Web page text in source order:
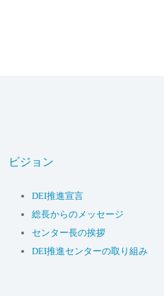
ビジョン
DEI推進宣言
総長からのメッセージ
センター長の挨拶
DEI推進センターの取り組み